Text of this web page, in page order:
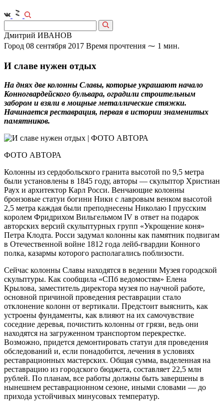
Дмитрий ИВАНОВ
Город 08 сентября 2017 Время прочтения ⁓ 1 мин.
И славе нужен отдых
На днях две колонны Славы, которые украшают начало
Конногвардейского бульвара, оградили строительным
забором и взяли в мощные металлические стяжки.
Начинается реставрация, первая в истории знаменитых
памятников.
ФОТО АВТОРА
Колонны из сердобольского гранита высотой по 9,5 метра
были установлены в 1845 году, авторы — скульптор Христиан
Раух и архитектор Карл Росси. Венчающие колонны
бронзовые статуи богини Ники с лавровым венком высотой
2,5 метра каждая были преподнесены Николаю I прусским
королем Фридрихом Вильгельмом IV в ответ на подарок
авторских версий скульптурных групп «Укрощение коня»
Петра Клодта. Росси задумал колонны как памятник подвигам
в Отечественной войне 1812 года лейб-гвардии Конного
полка, казармы которого располагались поблизости.
Сейчас колонны Славы находятся в ведении Музея городской
скульптуры. Как сообщила «СПб ведомостям» Елена
Крылова, заместитель директора музея по научной работе,
основной причиной проведения реставрации стало
отклонение колонн от вертикали. Предстоит выяснить, как
устроены фундаменты, как влияют на их самочувствие
соседние деревья, почистить колонны от грязи, ведь они
находятся на загруженном транспортом перекрестке.
Возможно, придется демонтировать статуи для проведения
обследований и, если понадобится, лечения в условиях
реставрационных мастерских. Общая сумма, выделенная на
реставрацию из городского бюджета, составляет 22,5 млн
рублей. По планам, все работы должны быть завершены в
нынешнем реставрационном сезоне, иными словами — до
прихода устойчивых минусовых температур.